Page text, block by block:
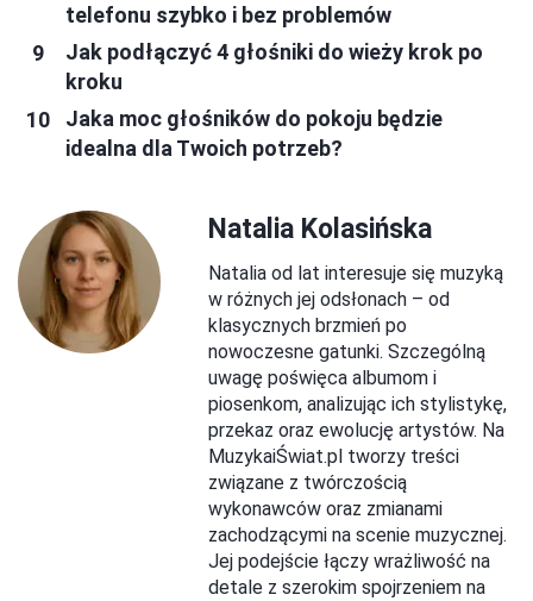
telefonu szybko i bez problemów
Jak podłączyć 4 głośniki do wieży krok po
kroku
Jaka moc głośników do pokoju będzie
idealna dla Twoich potrzeb?
Natalia Kolasińska
Natalia od lat interesuje się muzyką
w różnych jej odsłonach – od
klasycznych brzmień po
nowoczesne gatunki. Szczególną
uwagę poświęca albumom i
piosenkom, analizując ich stylistykę,
przekaz oraz ewolucję artystów. Na
MuzykaiŚwiat.pl tworzy treści
związane z twórczością
wykonawców oraz zmianami
zachodzącymi na scenie muzycznej.
Jej podejście łączy wrażliwość na
detale z szerokim spojrzeniem na